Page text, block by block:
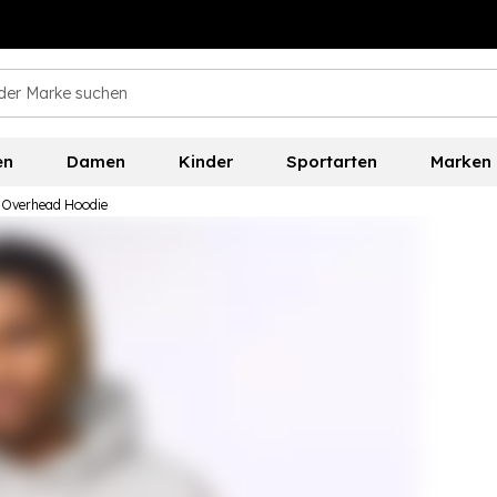
Damen Kinder Sportarten Marken
Hoodie